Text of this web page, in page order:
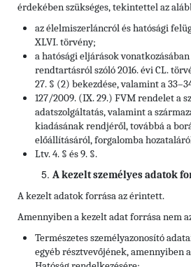
érdekében szükséges, tekintettel az
az élelmiszerláncról és hatósági
XLVI. törvény;
a hatósági eljárások
rendtartásról szóló 2016. évi CL.
27. § (2) bekezdése, valamint a
127/2009. (IX. 29.) FVM rendelet a
adatszolgáltatás, valamint a
kiadásának rendjéről, továbbá a
előállításáról, forgalomba
Ltv. 4. § és 9. §.
A kezelt személyes adatok
A kezelt adatok forrása az érintett.
Amennyiben a kezelt adat forrása nem
Természetes személyazonosító
egyéb résztvevőjének, amennyiben